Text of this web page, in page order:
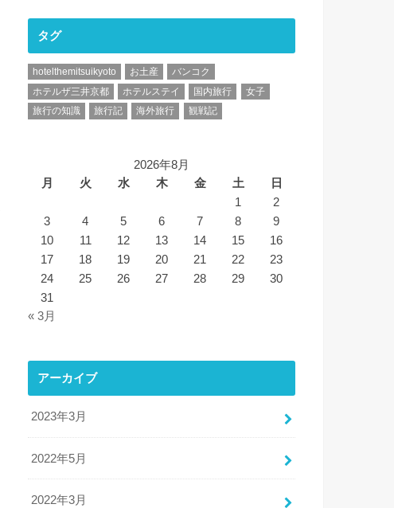
タグ
hotelthemitsuikyoto お土産
バンコク
ホテルザ三井京都
ホテルステイ 国内旅行
女子
旅行の知識
旅行記 海外旅行 観戦記
2026年8月
月
火 水 木 金 土
日
1
2
3
4 5 6 7 8
9
10
11 12 13 14 15
16
17
18 19 20 21 22
23
24
25 26 27 28 29
30
31
« 3月
アーカイブ
2023年3月
2022年5月
2022年3月